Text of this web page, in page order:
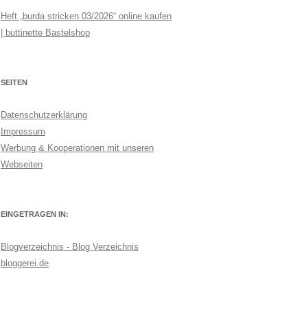
Heft „burda stricken 03/2026“ online kaufen
| buttinette Bastelshop
SEITEN
Datenschutzerklärung
Impressum
Werbung & Kooperationen mit unseren
Webseiten
EINGETRAGEN IN:
Blogverzeichnis - Blog Verzeichnis
bloggerei.de